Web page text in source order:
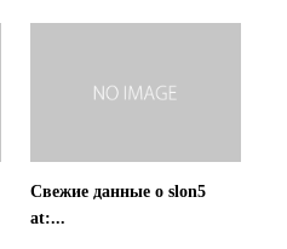
Свежие данные о slon5
at:...